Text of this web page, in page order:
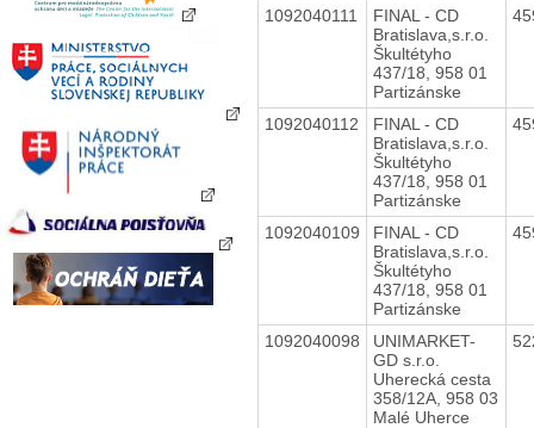
1092040111
FINAL - CD
Bratislava,s.r.o.
Škultétyho
437/18, 958 01
Partizánske
1092040112
FINAL - CD
Bratislava,s.r.o.
Škultétyho
437/18, 958 01
Partizánske
1092040109
FINAL - CD
Bratislava,s.r.o.
Škultétyho
437/18, 958 01
Partizánske
1092040098
UNIMARKET-
GD s.r.o.
Uherecká cesta
358/12A, 958 03
Malé Uherce